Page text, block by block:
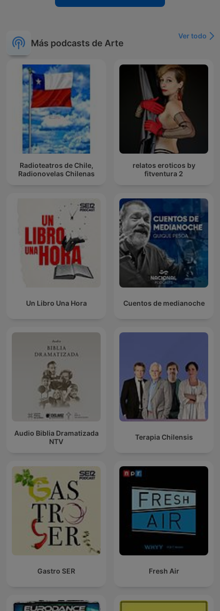
Más podcasts de Arte
Ver todo
Radioteatros de Chile,
Radionovelas Chilenas
relatos eroticos by
fitventura 2
Un Libro Una Hora Cuentos de medianoche
Audio Biblia Dramatizada
NTV
Terapia Chilensis
Gastro SER Fresh Air